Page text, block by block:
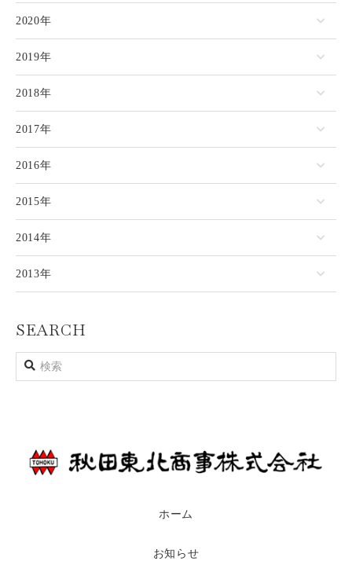
2020年
2019年
2018年
2017年
2016年
2015年
2014年
2013年
SEARCH
ホーム
お知らせ